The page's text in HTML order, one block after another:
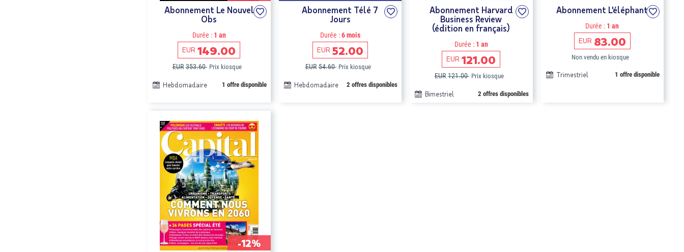
Abonnement Le Nouvel
Obs
Durée :1 an
EUR 149.00
EUR 353.60 Prix kiosque
Hebdomadaire 1 offre disponible
Abonnement Télé 7
Jours
Durée :6 mois
EUR 52.00
EUR 54.60 Prix kiosque
Hebdomadaire 2 offres disponibles
Abonnement Harvard
Business Review
(édition en français)
Durée :1 an
EUR 121.00
EUR 121.00 Prix kiosque
Bimestriel 2 offres disponibles
Abonnement L'éléphant
Durée : 1 an
EUR 83.00
Non vendu en kiosque
Trimestriel 1 offre disponible
-12%